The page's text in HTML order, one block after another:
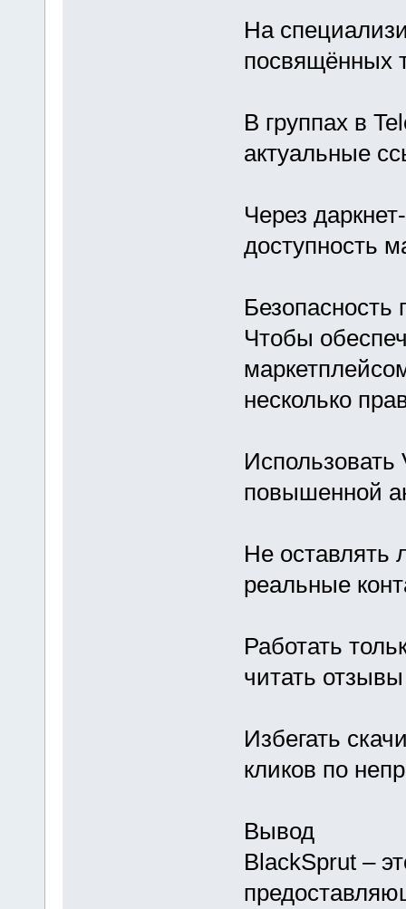
На
посвящённых
В группах в
актуальные
Через
доступность
Безопасность
Чтобы
несколько
Использовать
повышенной
Не оставлять
реальные
Работать
читать
Избегать
кликов по
Вывод
BlackSprut –